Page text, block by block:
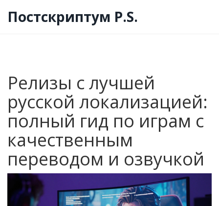
Постскриптум P.S.
Релизы с лучшей
русской локализацией:
полный гид по играм с
качественным
переводом и озвучкой